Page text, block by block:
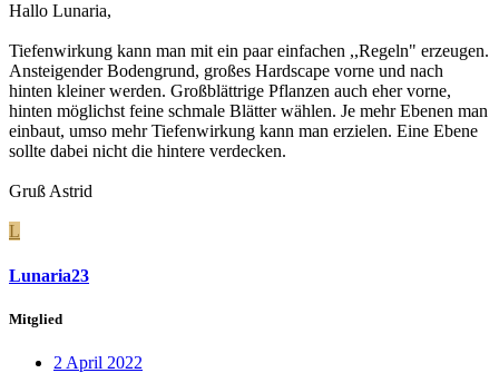
Hallo Lunaria,
Tiefenwirkung kann man mit ein paar einfachen ,,Regeln" erzeugen.
Ansteigender Bodengrund, großes Hardscape vorne und nach
hinten kleiner werden. Großblättrige Pflanzen auch eher vorne,
hinten möglichst feine schmale Blätter wählen. Je mehr Ebenen man
einbaut, umso mehr Tiefenwirkung kann man erzielen. Eine Ebene
sollte dabei nicht die hintere verdecken.
Gruß Astrid
L
Lunaria23
Mitglied
2 April 2022